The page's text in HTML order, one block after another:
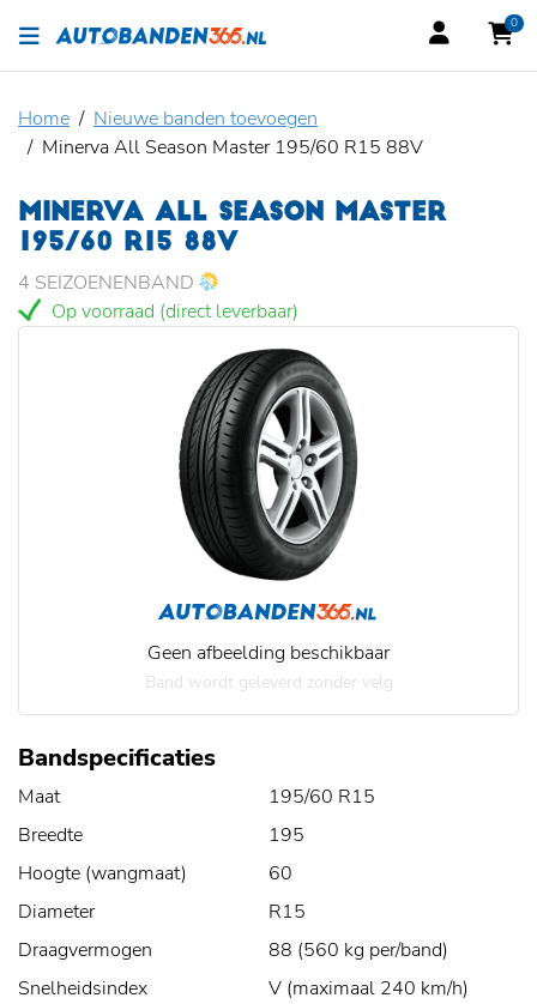
0
Home
Nieuwe banden toevoegen
Minerva All Season Master 195/60 R15 88V
MINERVA ALL SEASON MASTER
195/60 R15 88V
4 SEIZOENENBAND
Op voorraad (direct leverbaar)
Geen afbeelding beschikbaar
Band wordt geleverd zonder velg
Bandspecificaties
Maat
195/60 R15
Breedte
195
Hoogte (wangmaat)
60
Diameter
R15
Draagvermogen
88 (560 kg per/band)
Snelheidsindex
V (maximaal 240 km/h)